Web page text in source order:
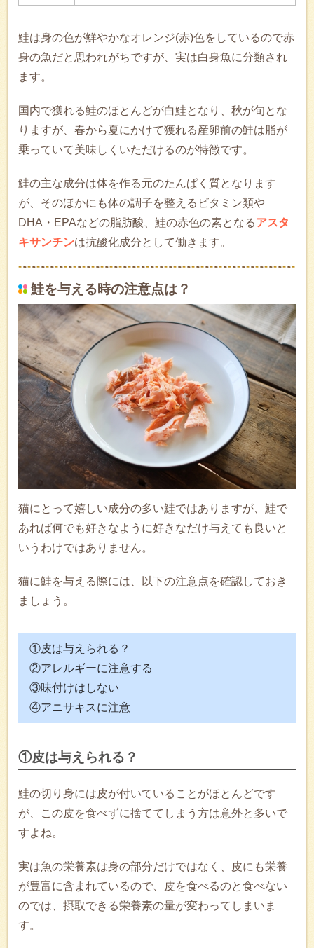
鮭は身の色が鮮やかなオレンジ(赤)色をしているので赤
身の魚だと思われがちですが、実は白身魚に分類され
ます。
国内で獲れる鮭のほとんどが白鮭となり、秋が旬とな
りますが、春から夏にかけて獲れる産卵前の鮭は脂が
乗っていて美味しくいただけるのが特徴です。
鮭の主な成分は体を作る元のたんぱく質となります
が、そのほかにも体の調子を整えるビタミン類や
DHA・EPAなどの脂肪酸、鮭の赤色の素となるアスタ
キサンチンは抗酸化成分として働きます。
鮭を与える時の注意点は？
猫にとって嬉しい成分の多い鮭ではありますが、鮭で
あれば何でも好きなように好きなだけ与えても良いと
いうわけではありません。
猫に鮭を与える際には、以下の注意点を確認しておき
ましょう。
①皮は与えられる？
②アレルギーに注意する
③味付けはしない
④アニサキスに注意
①皮は与えられる？
鮭の切り身には皮が付いていることがほとんどです
が、この皮を食べずに捨ててしまう方は意外と多いで
すよね。
実は魚の栄養素は身の部分だけではなく、皮にも栄養
が豊富に含まれているので、皮を食べるのと食べない
のでは、摂取できる栄養素の量が変わってしまいま
す。